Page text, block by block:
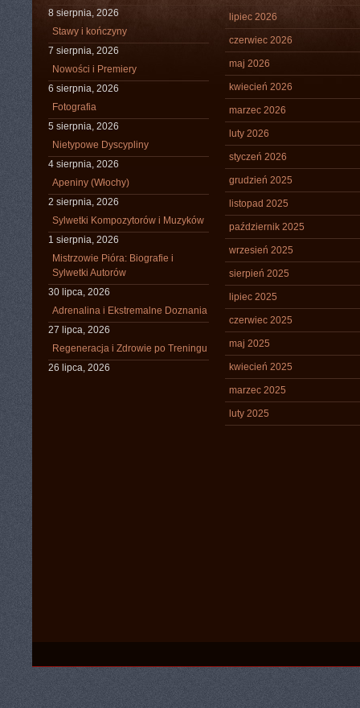
8 sierpnia, 2026
Stawy i kończyny
7 sierpnia, 2026
Nowości i Premiery
6 sierpnia, 2026
Fotografia
5 sierpnia, 2026
Nietypowe Dyscypliny
4 sierpnia, 2026
Apeniny (Włochy)
2 sierpnia, 2026
Sylwetki Kompozytorów i Muzyków
1 sierpnia, 2026
Mistrzowie Pióra: Biografie i
Sylwetki Autorów
30 lipca, 2026
Adrenalina i Ekstremalne Doznania
27 lipca, 2026
Regeneracja i Zdrowie po Treningu
26 lipca, 2026
lipiec 2026
czerwiec 2026
maj 2026
kwiecień 2026
marzec 2026
luty 2026
styczeń 2026
grudzień 2025
listopad 2025
październik 2025
wrzesień 2025
sierpień 2025
lipiec 2025
czerwiec 2025
maj 2025
kwiecień 2025
marzec 2025
luty 2025